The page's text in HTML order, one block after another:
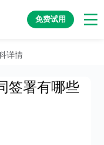
免费试用
详情
签署有哪些